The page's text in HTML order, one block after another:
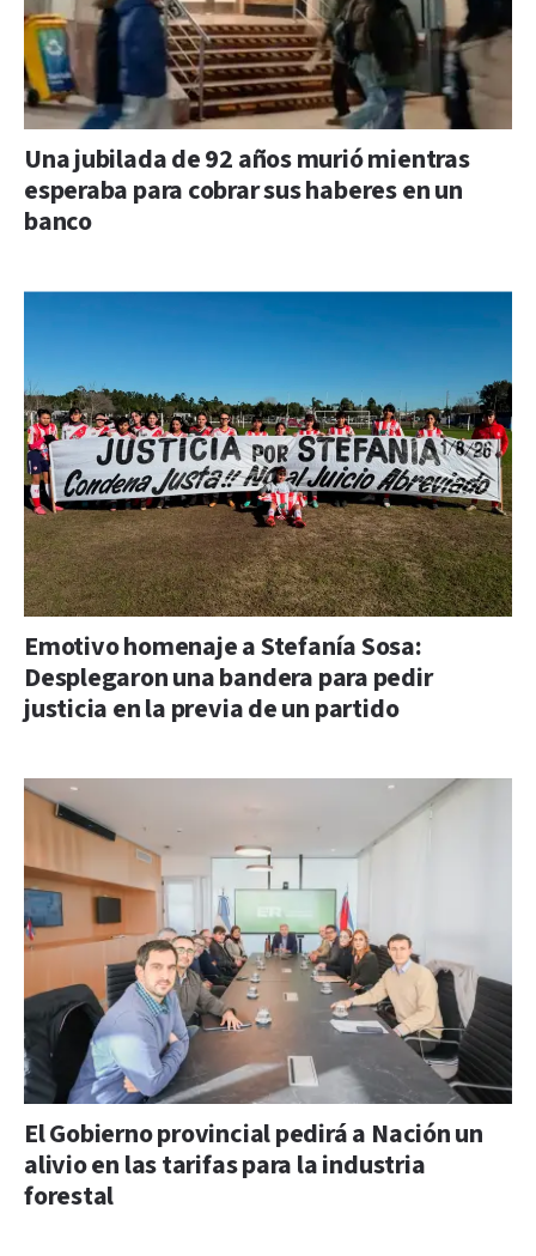
Una jubilada de 92 años murió mientras
esperaba para cobrar sus haberes en un
banco
Emotivo homenaje a Stefanía Sosa:
Desplegaron una bandera para pedir
justicia en la previa de un partido
El Gobierno provincial pedirá a Nación un
alivio en las tarifas para la industria
forestal